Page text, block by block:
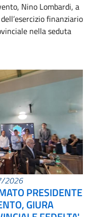
Nino Lombardi, a
finanziario
nella seduta
2026
PRESIDENTE
GIURA